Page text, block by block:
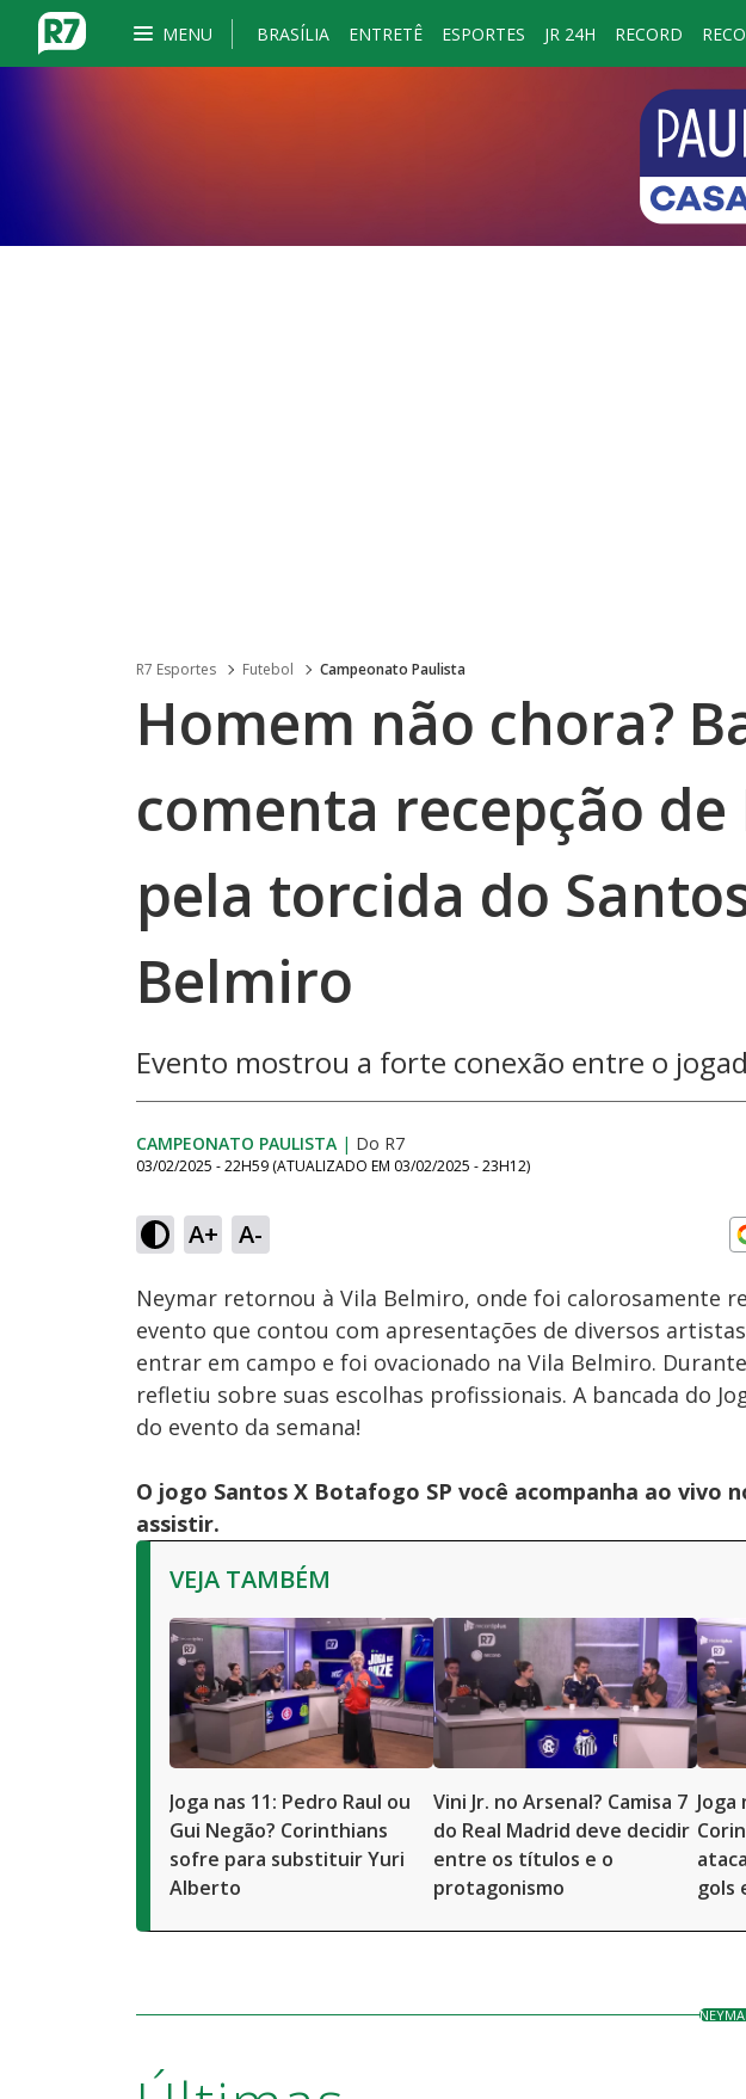
MENU BRASÍLIA ENTRETÊ ESPORTES JR 24H RECORD
R7 Esportes Futebol Campeonato Paulista
Homem não chora?
comenta recepção
pela torcida do
Belmiro
Evento mostrou a forte conexão entre o
CAMPEONATO PAULISTA | Do R7
03/02/2025 - 22H59 (ATUALIZADO EM 03/02/2025 - 23H12)
A+ A-
Ativar
Som
14.90%
Neymar retornou à Vila Belmiro, onde foi calorosamente
evento que contou com apresentações de diversos
entrar em campo e foi ovacionado na Vila Belmiro.
refletiu sobre suas escolhas profissionais. A bancada do
do evento da semana!
O jogo Santos X Botafogo SP você acompanha ao vivo
assistir.
VEJA TAMBÉM
Joga nas 11: Pedro Raul ou
Gui Negão? Corinthians
sofre para substituir Yuri
Alberto
Vini Jr. no Arsenal? Camisa 7
do Real Madrid deve decidir
entre os títulos e o
protagonismo
Joga
gols